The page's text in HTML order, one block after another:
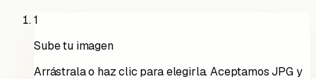
1
Sube tu imagen
Arrástrala o haz clic para elegirla. Aceptamos JPG y